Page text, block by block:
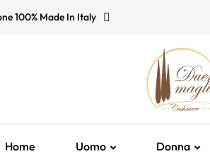
100% Made In Italy
Home Uomo Donna